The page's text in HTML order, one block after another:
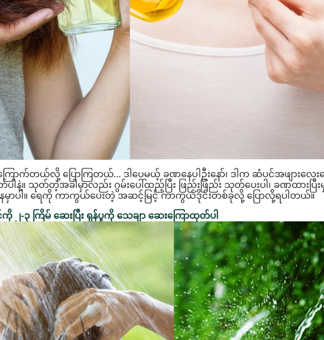
ာက်တယ်လို့ ပြောကြတယ်… ဒါပေမယ့် ခဏနေပါဦးနော်၊ ဒါက ဆံပင်အဖျားလေ
ါနဲ့။ သုတ်တဲ့အခါမှာလည်း ဂွမ်းပေါ်ထည့်ပြီး ဖြည်းဖြည်း သုတ်ပေးပါ၊ ခဏထားပြီး
မှာပါ။ ရေကို ကာကွယ်ပေးတဲ့ အဆင့်မြင့် ကာကွယ်ဒိုင်းတစ်ခုလို့ ပြောလို့ရပါတယ်။
၂-၃ ကြိမ် ဆေးပြီး ရှန်ပူကို သေချာ ဆေးကြောထုတ်ပါ